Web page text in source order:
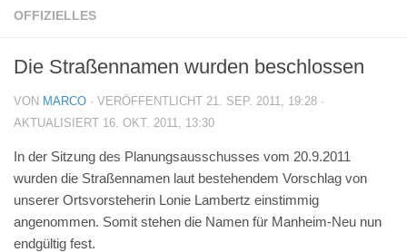
OFFIZIELLES
Die Straßennamen wurden beschlossen
VON MARCO · VERÖFFENTLICHT 21. SEP. 2011, 19:28 ·
AKTUALISIERT 16. OKT. 2011, 13:30
In der Sitzung des Planungsausschusses vom 20.9.2011
wurden die Straßennamen laut bestehendem Vorschlag von
unserer Ortsvorsteherin Lonie Lambertz einstimmig
angenommen. Somit stehen die Namen für Manheim-Neu nun
endgültig fest.